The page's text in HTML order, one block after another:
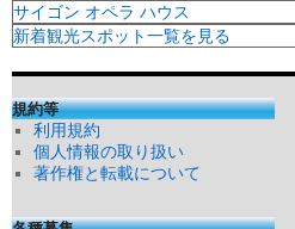
サイゴン オペラ ハウス
新着観光スポット一覧を見る
規約等
利用規約
個人情報の取り扱い
著作権と転載について